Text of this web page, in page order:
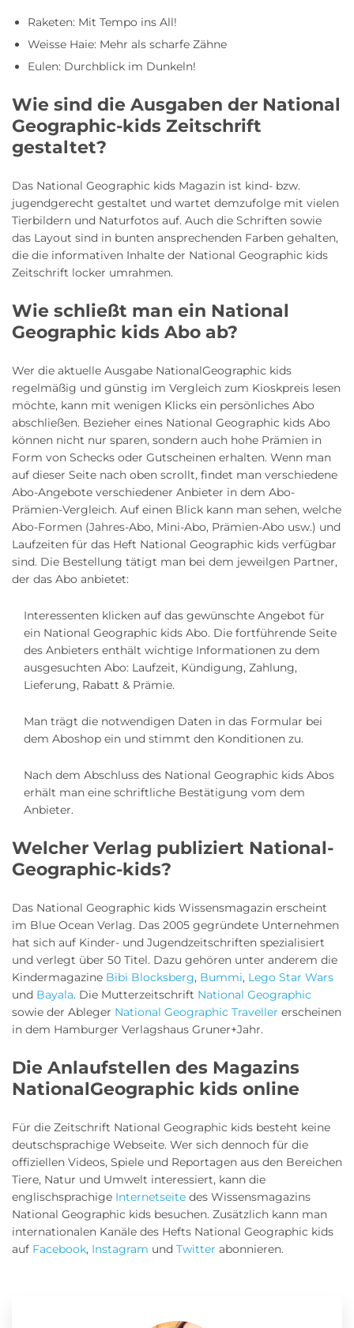
Raketen: Mit Tempo ins All!
Weisse Haie: Mehr als scharfe Zähne
Eulen: Durchblick im Dunkeln!
Wie sind die Ausgaben der National
Geographic-kids Zeitschrift
gestaltet?
Das National Geographic kids Magazin ist kind- bzw.
jugendgerecht gestaltet und wartet demzufolge mit vielen
Tierbildern und Naturfotos auf. Auch die Schriften sowie
das Layout sind in bunten ansprechenden Farben gehalten,
die die informativen Inhalte der National Geographic kids
Zeitschrift locker umrahmen.
Wie schließt man ein National
Geographic kids Abo ab?
Wer die aktuelle Ausgabe NationalGeographic kids
regelmäßig und günstig im Vergleich zum Kioskpreis lesen
möchte, kann mit wenigen Klicks ein persönliches Abo
abschließen. Bezieher eines National Geographic kids Abo
können nicht nur sparen, sondern auch hohe Prämien in
Form von Schecks oder Gutscheinen erhalten. Wenn man
auf dieser Seite nach oben scrollt, findet man verschiedene
Abo-Angebote verschiedener Anbieter in dem Abo-
Prämien-Vergleich. Auf einen Blick kann man sehen, welche
Abo-Formen (Jahres-Abo, Mini-Abo, Prämien-Abo usw.) und
Laufzeiten für das Heft National Geographic kids verfügbar
sind. Die Bestellung tätigt man bei dem jeweilgen Partner,
der das Abo anbietet:
Interessenten klicken auf das gewünschte Angebot für
ein National Geographic kids Abo. Die fortführende Seite
des Anbieters enthält wichtige Informationen zu dem
ausgesuchten Abo: Laufzeit, Kündigung, Zahlung,
Lieferung, Rabatt & Prämie.
Man trägt die notwendigen Daten in das Formular bei
dem Aboshop ein und stimmt den Konditionen zu.
Nach dem Abschluss des National Geographic kids Abos
erhält man eine schriftliche Bestätigung vom dem
Anbieter.
Welcher Verlag publiziert National-
Geographic-kids?
Das National Geographic kids Wissensmagazin erscheint
im Blue Ocean Verlag. Das 2005 gegründete Unternehmen
hat sich auf Kinder- und Jugendzeitschriften spezialisiert
und verlegt über 50 Titel. Dazu gehören unter anderem die
Kindermagazine Bibi Blocksberg, Bummi, Lego Star Wars
und Bayala. Die Mutterzeitschrift National Geographic
sowie der Ableger National Geographic Traveller erscheinen
in dem Hamburger Verlagshaus Gruner+Jahr.
Die Anlaufstellen des Magazins
NationalGeographic kids online
Für die Zeitschrift National Geographic kids besteht keine
deutschsprachige Webseite. Wer sich dennoch für die
offiziellen Videos, Spiele und Reportagen aus den Bereichen
Tiere, Natur und Umwelt interessiert, kann die
englischsprachige Internetseite des Wissensmagazins
National Geographic kids besuchen. Zusätzlich kann man
internationalen Kanäle des Hefts National Geographic kids
auf Facebook, Instagram und Twitter abonnieren.